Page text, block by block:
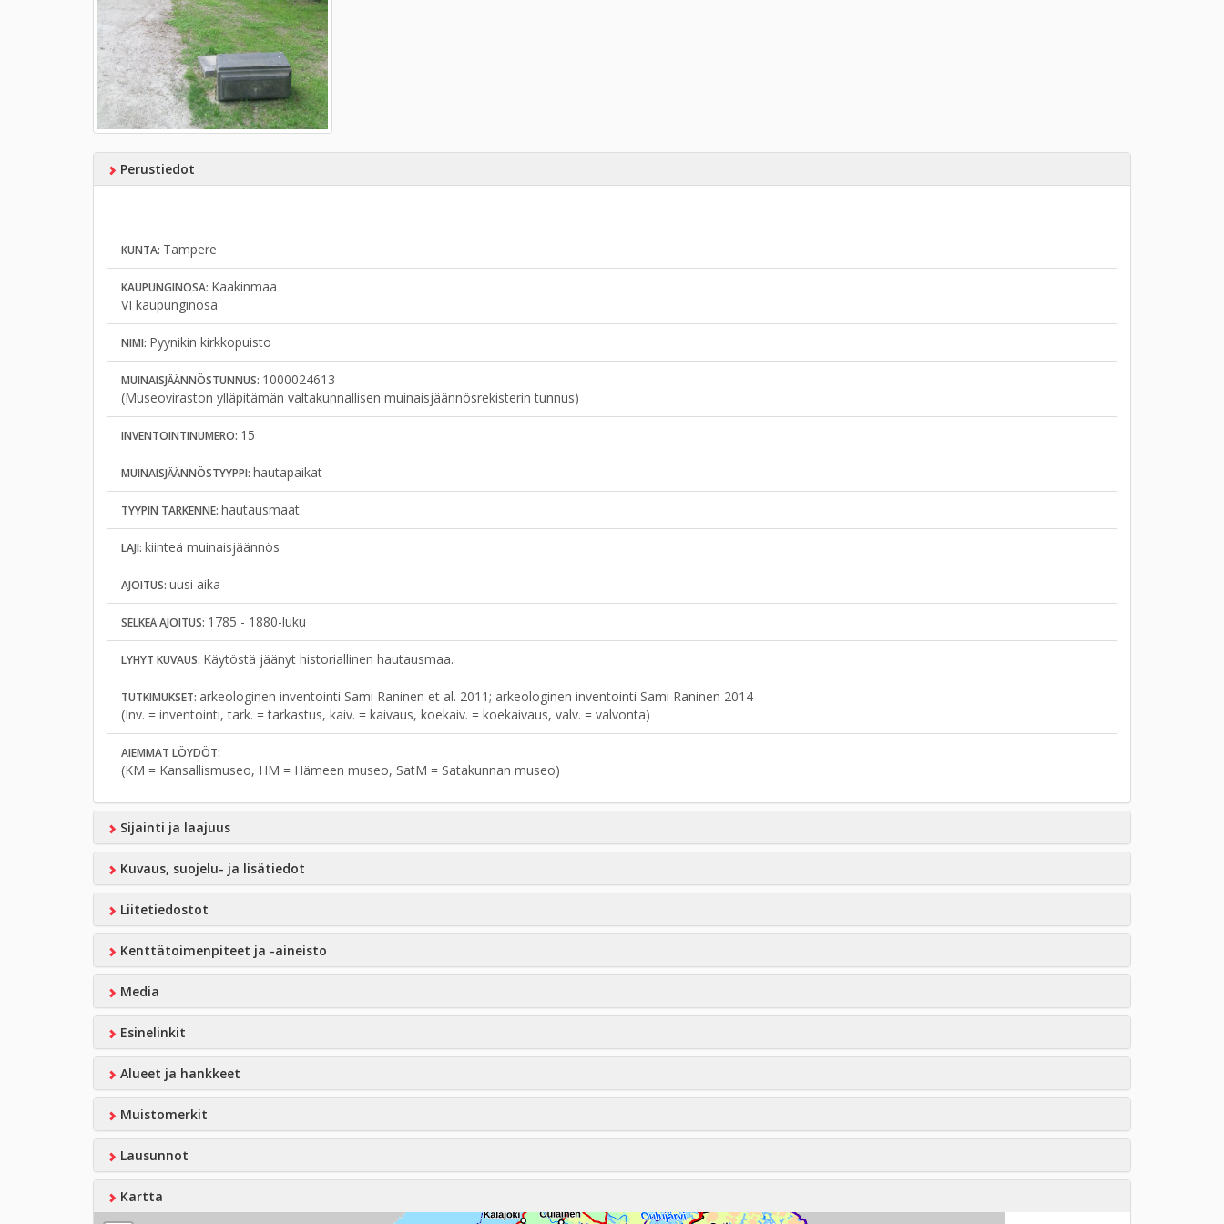
Perustiedot
KUNTA: Tampere
KAUPUNGINOSA: Kaakinmaa
VI kaupunginosa
NIMI: Pyynikin kirkkopuisto
MUINAISJÄÄNNÖSTUNNUS: 1000024613
(Museoviraston ylläpitämän valtakunnallisen muinaisjäännösrekisterin tunnus)
INVENTOINTINUMERO: 15
MUINAISJÄÄNNÖSTYYPPI: hautapaikat
TYYPIN TARKENNE: hautausmaat
LAJI: kiinteä muinaisjäännös
AJOITUS: uusi aika
SELKEÄ AJOITUS: 1785 - 1880-luku
LYHYT KUVAUS: Käytöstä jäänyt historiallinen hautausmaa.
TUTKIMUKSET: arkeologinen inventointi Sami Raninen et al. 2011; arkeologinen inventointi Sami Raninen 2014
(Inv. = inventointi, tark. = tarkastus, kaiv. = kaivaus, koekaiv. = koekaivaus, valv. = valvonta)
AIEMMAT LÖYDÖT:
(KM = Kansallismuseo, HM = Hämeen museo, SatM = Satakunnan museo)
Sijainti ja laajuus
Kuvaus, suojelu- ja lisätiedot
Liitetiedostot
Kenttätoimenpiteet ja -aineisto
Media
Esinelinkit
Alueet ja hankkeet
Muistomerkit
Lausunnot
Kartta